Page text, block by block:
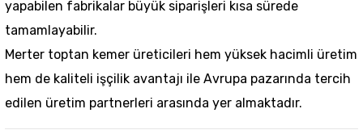
yapabilen fabrikalar büyük siparişleri kısa sürede
tamamlayabilir.
Merter toptan kemer üreticileri hem yüksek hacimli üretim
hem de kaliteli işçilik avantajı ile Avrupa pazarında tercih
edilen üretim partnerleri arasında yer almaktadır.